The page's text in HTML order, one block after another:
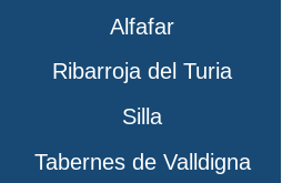
Alfafar
Ribarroja del Turia
Silla
Tabernes de Valldigna